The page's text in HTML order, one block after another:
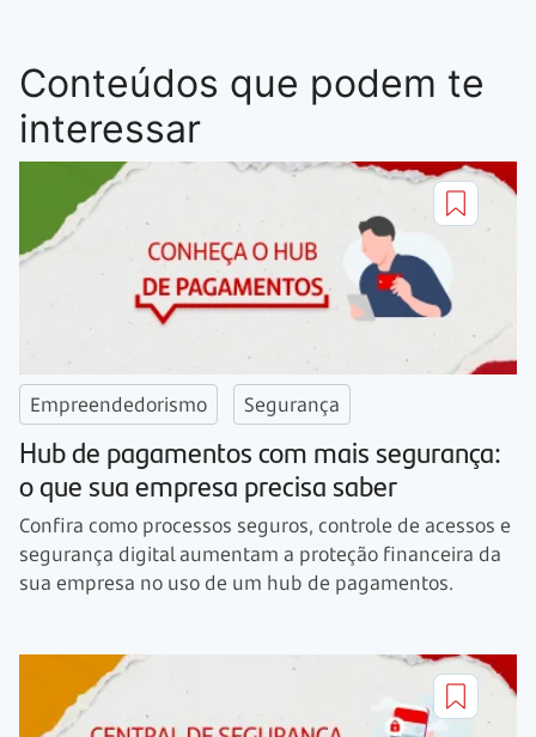
Conteúdos que podem te
interessar
Empreendedorismo Segurança
Hub de pagamentos com mais segurança:
o que sua empresa precisa saber
Confira como processos seguros, controle de acessos e
segurança digital aumentam a proteção financeira da
sua empresa no uso de um hub de pagamentos.